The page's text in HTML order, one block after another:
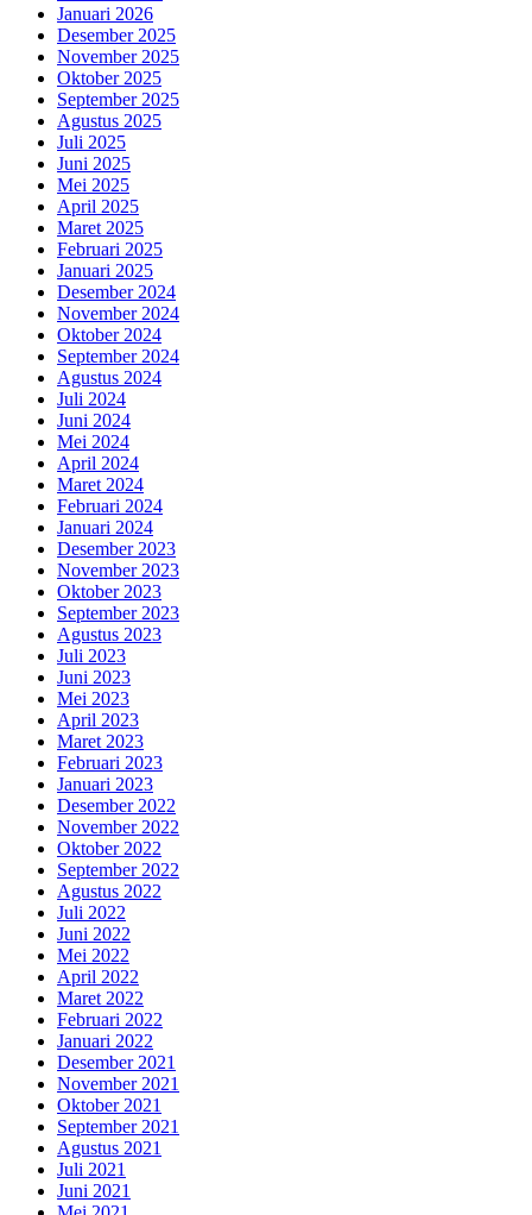
Januari 2026
Desember 2025
November 2025
Oktober 2025
September 2025
Agustus 2025
Juli 2025
Juni 2025
Mei 2025
April 2025
Maret 2025
Februari 2025
Januari 2025
Desember 2024
November 2024
Oktober 2024
September 2024
Agustus 2024
Juli 2024
Juni 2024
Mei 2024
April 2024
Maret 2024
Februari 2024
Januari 2024
Desember 2023
November 2023
Oktober 2023
September 2023
Agustus 2023
Juli 2023
Juni 2023
Mei 2023
April 2023
Maret 2023
Februari 2023
Januari 2023
Desember 2022
November 2022
Oktober 2022
September 2022
Agustus 2022
Juli 2022
Juni 2022
Mei 2022
April 2022
Maret 2022
Februari 2022
Januari 2022
Desember 2021
November 2021
Oktober 2021
September 2021
Agustus 2021
Juli 2021
Juni 2021